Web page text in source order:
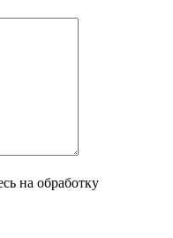
на обработку